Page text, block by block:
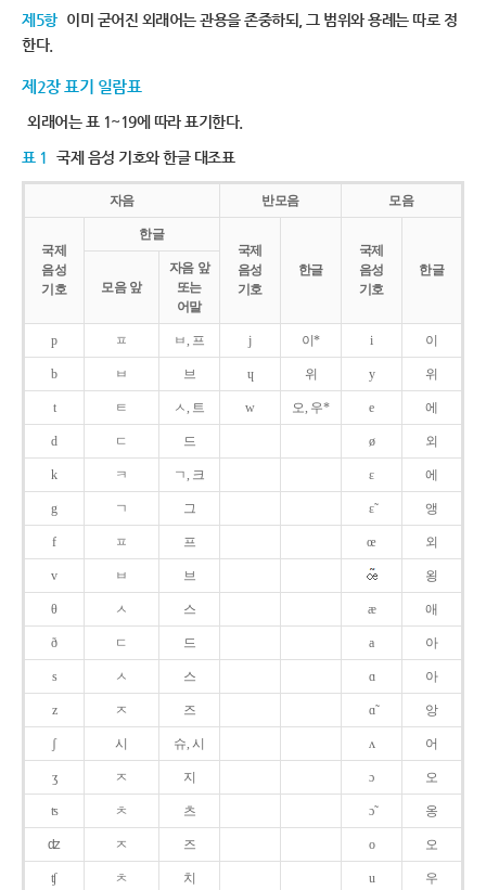
제5항 이미 굳어진 외래어는 관용을 존중하되, 그 범위와 용례는 따로 정
한다.
제2장 표기 일람표
외래어는 표 1~19에 따라 표기한다.
표 1 국제 음성 기호와 한글 대조표
자음 반모음 모음
국제
음성
기호
한글
국제
음성
기호
한글
국제
음성
기호
한글
모음 앞
자음 앞
또는
어말
p ㅍ ㅂ, 프 j 이* i 이
b ㅂ 브 ɥ 위 y 위
t ㅌ ㅅ, 트 w 오, 우* e 에
d ㄷ 드 ø 외
k ㅋ ㄱ, 크 ɛ 에
g ㄱ 그 ɛ̃ 앵
f ㅍ 프 œ 외
v ㅂ 브 욍
θ ㅅ 스 æ 애
ð ㄷ 드 a 아
s ㅅ 스 ɑ 아
z ㅈ 즈 ɑ̃ 앙
ʃ 시 슈, 시 ʌ 어
ʒ ㅈ 지 ɔ 오
ʦ ㅊ 츠 ɔ̃ 옹
ʣ ㅈ 즈 o 오
ʧ ㅊ 치 u 우